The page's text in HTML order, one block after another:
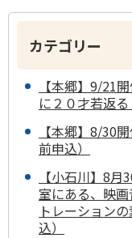
カテゴリー
【本郷】9/21
に２０才若返る
【本郷】8/30
前申込）
【小石川】8
室にある、映
トレーション
込）